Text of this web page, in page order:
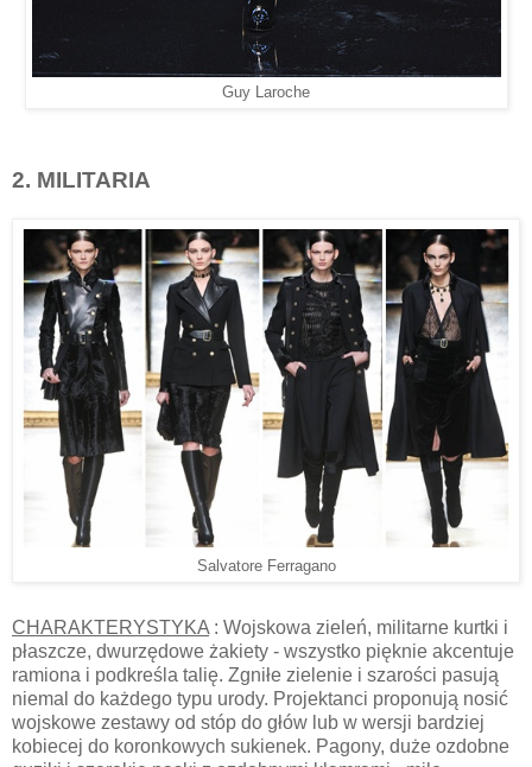
Guy Laroche
2. MILITARIA
Salvatore Ferragano
CHARAKTERYSTYKA : Wojskowa zieleń, militarne kurtki i
płaszcze, dwurzędowe żakiety - wszystko pięknie akcentuje
ramiona i podkreśla talię. Zgniłe zielenie i szarości pasują
niemal do każdego typu urody. Projektanci proponują nosić
wojskowe zestawy od stóp do głów lub w wersji bardziej
kobiecej do koronkowych sukienek. Pagony, duże ozdobne